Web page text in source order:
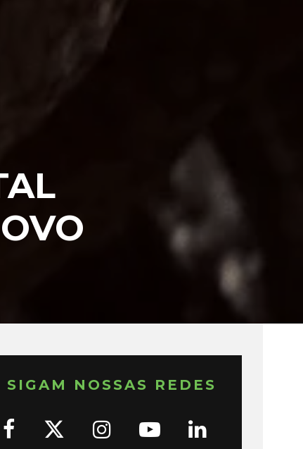
SIGAM NOSSAS REDES